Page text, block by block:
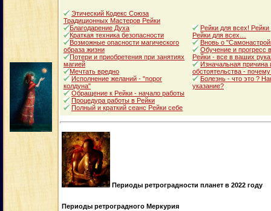
Этический Кодекс Союза
Традиционных Мастеров Рейки
Благодарение Духа
Краткая техника безопасности
Возможные опасности магического
образа жизни
Потери и приобретения при занятиях
магией
Мечтать вредно
Исполнение желаний - "порог
колдуна"
Обращение к Рейки - начало работы
Процедура работы в Рейки
Полный и краткий сеанс Рейки себе
Рейки для всех!
Рейки для всех…
Вновь о
Обучение и прогресс
Рейки - все в ваших
Изначальная
обстоятельства -
Болезнь - что это ?
указание?
Периоды ретроградности планет в 2022 году
Периоды ретроградного Меркурия